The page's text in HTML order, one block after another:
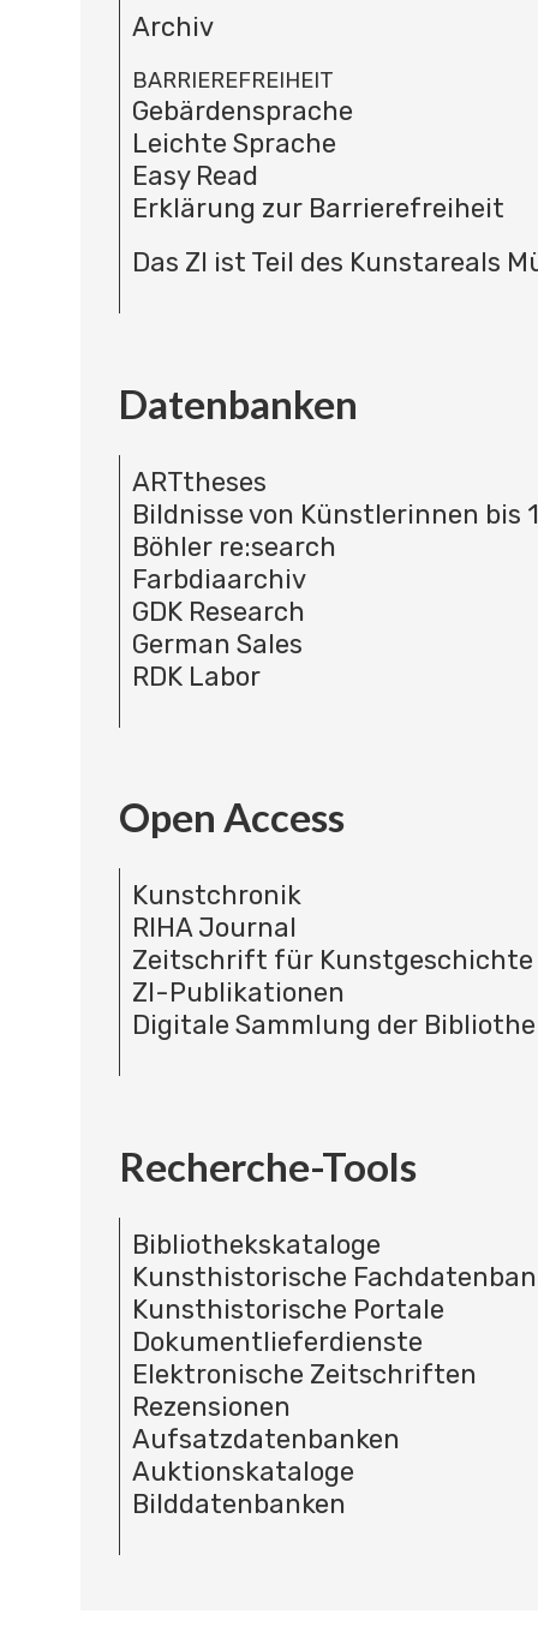
Archiv
BARRIEREFREIHEIT
Gebärdensprache
Leichte Sprache
Easy Read
Erklärung zur Barrierefreiheit
Das ZI ist Teil des Kunstareals
Datenbanken
ARTtheses
Bildnisse von Künstlerinnen bis
Böhler re:search
Farbdiaarchiv
GDK Research
German Sales
RDK Labor
Open Access
Kunstchronik
RIHA Journal
Zeitschrift für Kunstgeschichte
ZI-Publikationen
Digitale Sammlung der
Recherche-Tools
Bibliothekskataloge
Kunsthistorische
Kunsthistorische Portale
Dokumentlieferdienste
Elektronische Zeitschriften
Rezensionen
Aufsatzdatenbanken
Auktionskataloge
Bilddatenbanken